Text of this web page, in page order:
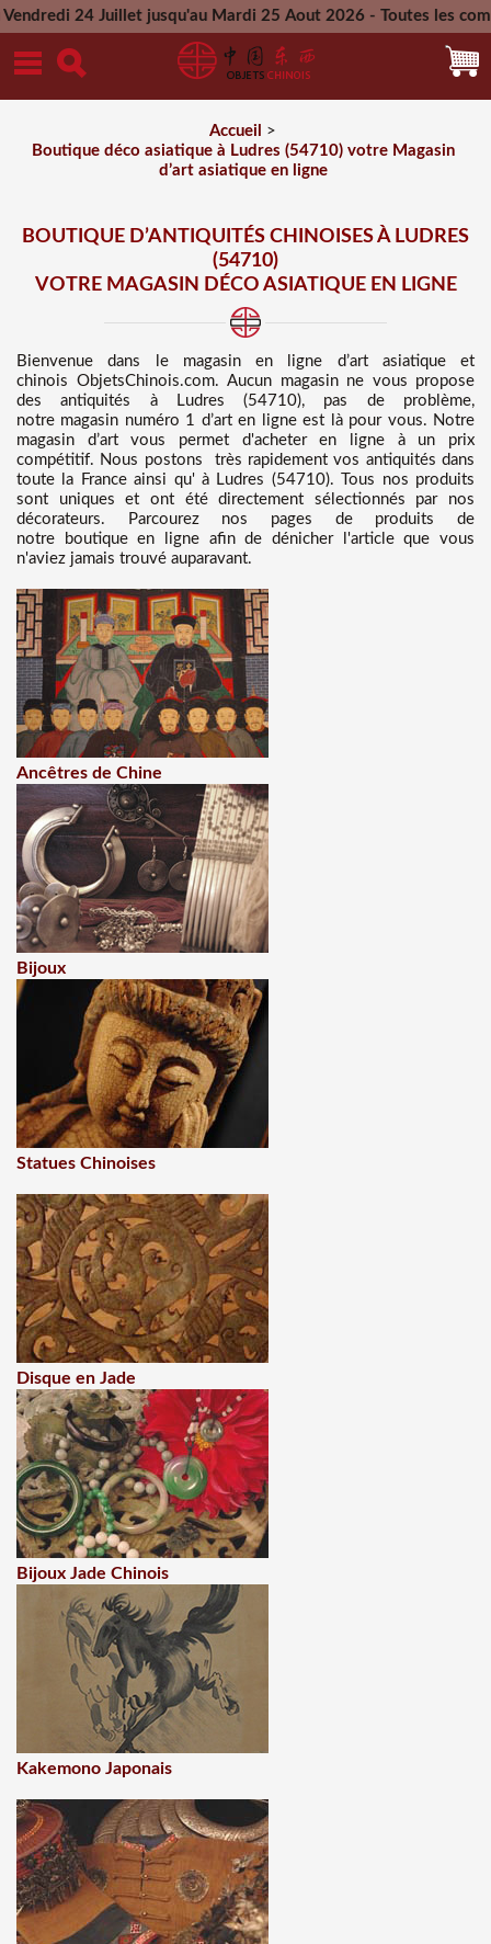
Juillet jusqu'au Mardi 25 Aout 2026 - Toutes les commandes
Mercredi 26 Aout 2026
Accueil
>
Boutique déco asiatique à Ludres (54710) votre Magasin
d’art asiatique en ligne
BOUTIQUE D’ANTIQUITÉS CHINOISES À LUDRES
(54710)
VOTRE MAGASIN DÉCO ASIATIQUE EN LIGNE
Bienvenue dans
le magasin en ligne d’art asiatique et
chinois ObjetsChinois.com. Aucun magasin ne vous propose
desantiquités à Ludres (54710), pas de problème,
notre magasin numéro 1 d’art en ligne est là pour vous. Notre
magasin d’art vous permet d'acheter en ligne à un prix
compétitif. Nous postons très rapidement vos antiquités dans
toute la France ainsi qu' à Ludres (54710). Tous nos produits
sont uniques et ont été directement sélectionnés par nos
décorateurs. Parcourez nos pages de produits de
notre boutique en ligne afin de dénicher l'article que vous
n'aviez jamais trouvé auparavant.
Ancêtres de Chine
Bijoux
Statues Chinoises
Disque en Jade
Bijoux Jade Chinois
Kakemono Japonais